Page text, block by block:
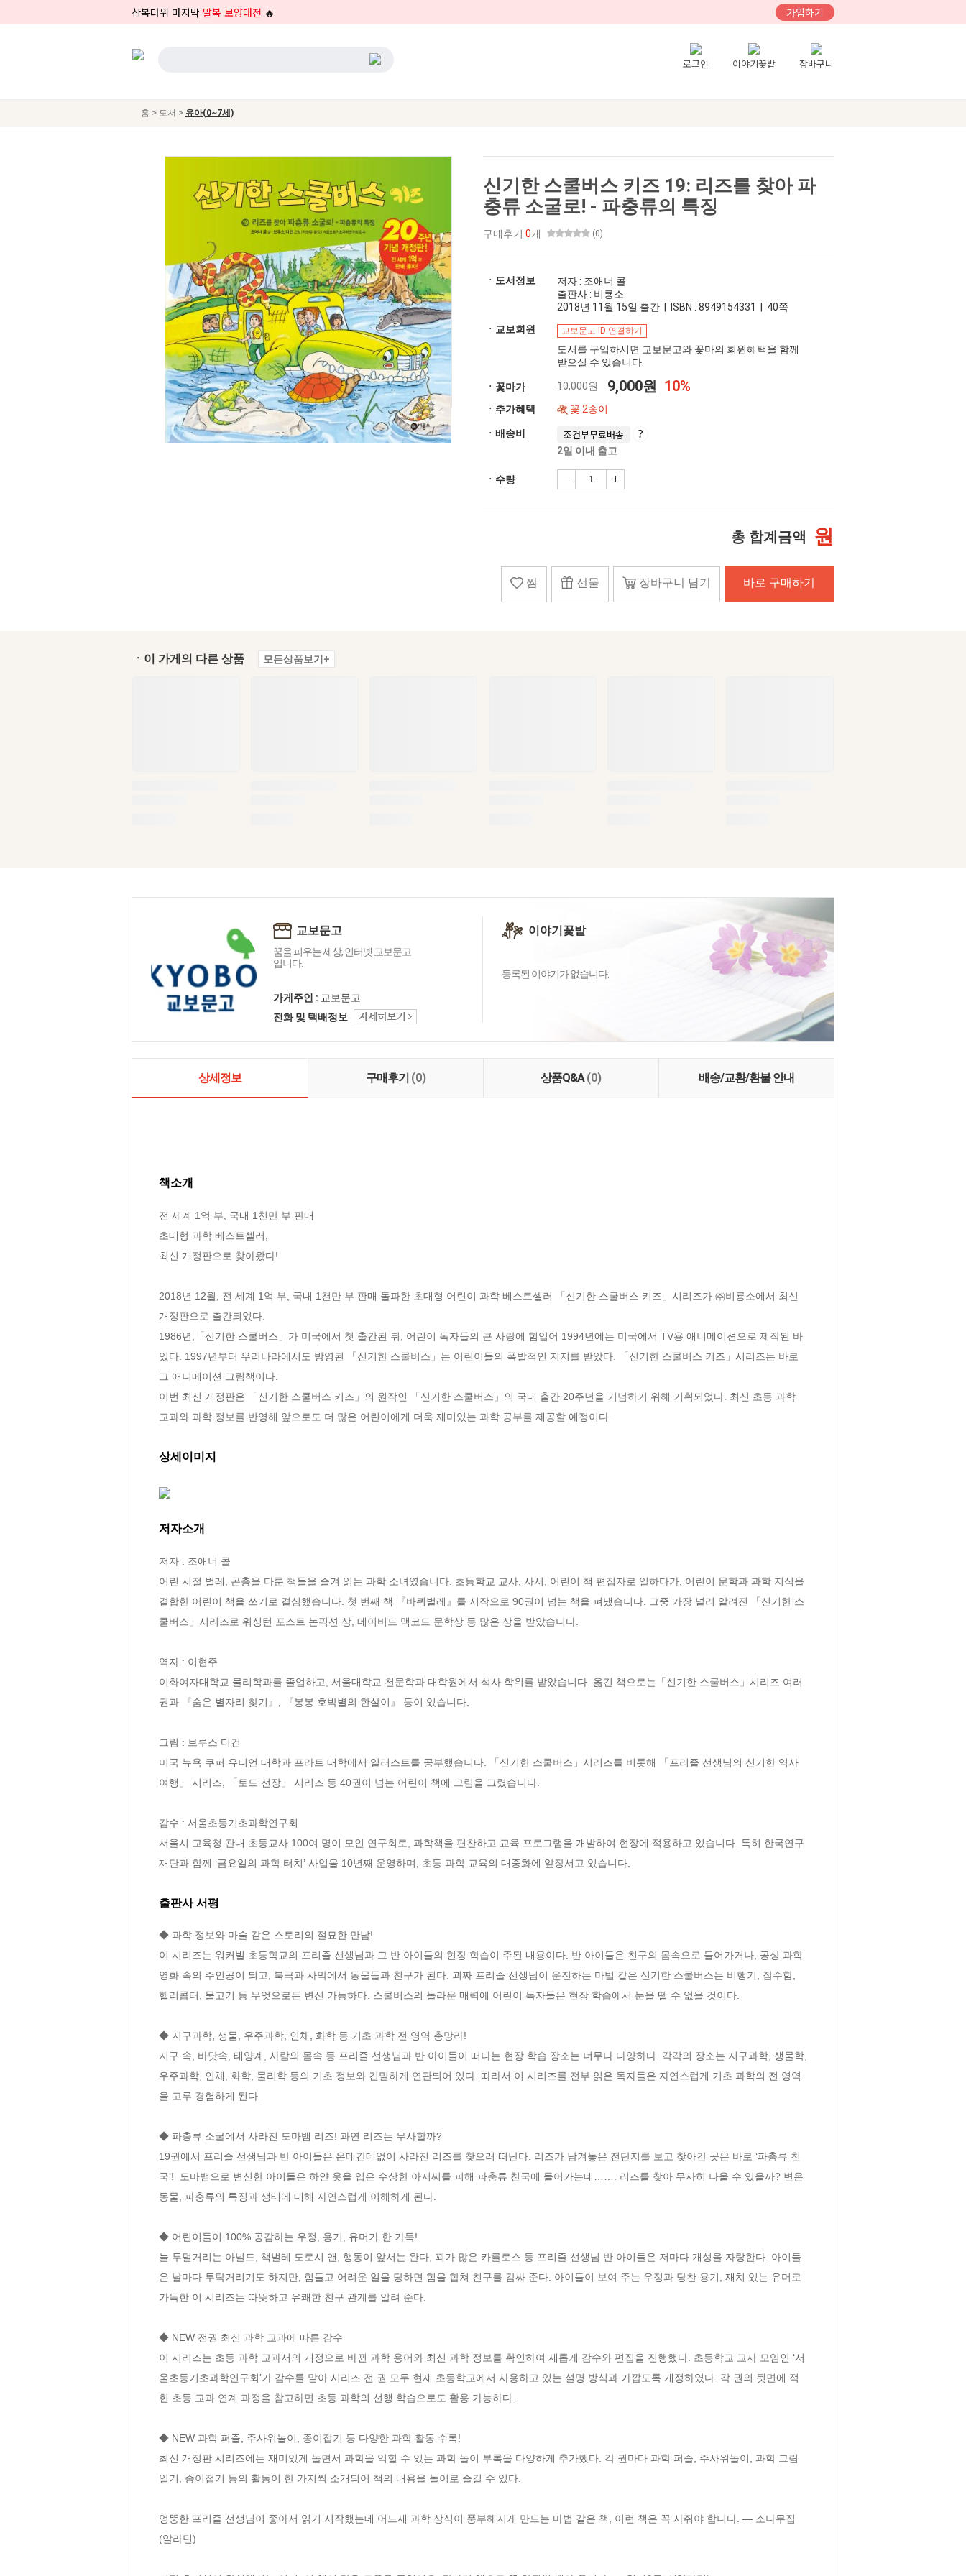
삼복더위 마지막 말복 보양대전 🔥 가입하기
로그인 이야기꽃밭 장바구니
홈 > 도서 > 유아(0~7세)
신기한 스쿨버스 키즈 19: 리즈를 찾아 파
충류 소굴로! - 파충류의 특징
구매후기 0개 (0)
ㆍ도서정보
저자 : 조애너 콜
출판사 : 비룡소
2018년 11월 15일 출간 | ISBN : 8949154331 | 40쪽
ㆍ교보회원
교보문고 ID 연결하기
도서를 구입하시면 교보문고와 꽃마의 회원혜택을 함께
받으실 수 있습니다.
ㆍ꽃마가 10,000원 9,000원 10%
ㆍ추가혜택 꽃 2송이
ㆍ배송비 조건부무료배송
2일 이내 출고
ㆍ수량
총 합계금액 원
찜 선물 장바구니 담기 바로 구매하기
ㆍ이 가게의 다른 상품 모든상품보기+
교보문고
꿈을 피우는 세상, 인터넷 교보문고
입니다.
가게주인 : 교보문고
전화 및 택배정보
이야기꽃밭
등록된 이야기가 없습니다.
상세정보 구매후기 (0) 상품Q&A(0) 배송/교환/환불 안내
책소개
전 세계 1억 부, 국내 1천만 부 판매
초대형 과학 베스트셀러,
최신 개정판으로 찾아왔다!
2018년 12월, 전 세계 1억 부, 국내 1천만 부 판매 돌파한 초대형 어린이 과학 베스트셀러 「신기한 스쿨버스 키즈」시리즈가 ㈜비룡소에서 최신
개정판으로 출간되었다.
1986년,「신기한 스쿨버스」가 미국에서 첫 출간된 뒤, 어린이 독자들의 큰 사랑에 힘입어 1994년에는 미국에서 TV용 애니메이션으로 제작된 바
있다. 1997년부터 우리나라에서도 방영된 「신기한 스쿨버스」는 어린이들의 폭발적인 지지를 받았다. 「신기한 스쿨버스 키즈」시리즈는 바로
그 애니메이션 그림책이다.
이번 최신 개정판은 「신기한 스쿨버스 키즈」의 원작인 「신기한 스쿨버스」의 국내 출간 20주년을 기념하기 위해 기획되었다. 최신 초등 과학
교과와 과학 정보를 반영해 앞으로도 더 많은 어린이에게 더욱 재미있는 과학 공부를 제공할 예정이다.
상세이미지
저자소개
저자 : 조애너 콜
어린 시절 벌레, 곤충을 다룬 책들을 즐겨 읽는 과학 소녀였습니다. 초등학교 교사, 사서, 어린이 책 편집자로 일하다가, 어린이 문학과 과학 지식을
결합한 어린이 책을 쓰기로 결심했습니다. 첫 번째 책 『바퀴벌레』를 시작으로 90권이 넘는 책을 펴냈습니다. 그중 가장 널리 알려진 「신기한 스
쿨버스」시리즈로 워싱턴 포스트 논픽션 상, 데이비드 맥코드 문학상 등 많은 상을 받았습니다.
역자 : 이현주
이화여자대학교 물리학과를 졸업하고, 서울대학교 천문학과 대학원에서 석사 학위를 받았습니다. 옮긴 책으로는「신기한 스쿨버스」시리즈 여러
권과 『숨은 별자리 찾기』, 『봉봉 호박별의 한살이』 등이 있습니다.
그림 : 브루스 디건
미국 뉴욕 쿠퍼 유니언 대학과 프라트 대학에서 일러스트를 공부했습니다. 「신기한 스쿨버스」시리즈를 비롯해 「프리즐 선생님의 신기한 역사
여행」 시리즈, 「토드 선장」 시리즈 등 40권이 넘는 어린이 책에 그림을 그렸습니다.
감수 : 서울초등기초과학연구회
서울시 교육청 관내 초등교사 100여 명이 모인 연구회로, 과학책을 편찬하고 교육 프로그램을 개발하여 현장에 적용하고 있습니다. 특히 한국연구
재단과 함께 ‘금요일의 과학 터치’ 사업을 10년째 운영하며, 초등 과학 교육의 대중화에 앞장서고 있습니다.
출판사 서평
◆ 과학 정보와 마술 같은 스토리의 절묘한 만남!
이 시리즈는 워커빌 초등학교의 프리즐 선생님과 그 반 아이들의 현장 학습이 주된 내용이다. 반 아이들은 친구의 몸속으로 들어가거나, 공상 과학
영화 속의 주인공이 되고, 북극과 사막에서 동물들과 친구가 된다. 괴짜 프리즐 선생님이 운전하는 마법 같은 신기한 스쿨버스는 비행기, 잠수함,
헬리콥터, 물고기 등 무엇으로든 변신 가능하다. 스쿨버스의 놀라운 매력에 어린이 독자들은 현장 학습에서 눈을 뗄 수 없을 것이다.
◆ 지구과학, 생물, 우주과학, 인체, 화학 등 기초 과학 전 영역 총망라!
지구 속, 바닷속, 태양계, 사람의 몸속 등 프리즐 선생님과 반 아이들이 떠나는 현장 학습 장소는 너무나 다양하다. 각각의 장소는 지구과학, 생물학,
우주과학, 인체, 화학, 물리학 등의 기초 정보와 긴밀하게 연관되어 있다. 따라서 이 시리즈를 전부 읽은 독자들은 자연스럽게 기초 과학의 전 영역
을 고루 경험하게 된다.
◆ 파충류 소굴에서 사라진 도마뱀 리즈! 과연 리즈는 무사할까?
19권에서 프리즐 선생님과 반 아이들은 온데간데없이 사라진 리즈를 찾으러 떠난다. 리즈가 남겨놓은 전단지를 보고 찾아간 곳은 바로 ‘파충류 천
국’!  도마뱀으로 변신한 아이들은 하얀 옷을 입은 수상한 아저씨를 피해 파충류 천국에 들어가는데……. 리즈를 찾아 무사히 나올 수 있을까? 변온
동물, 파충류의 특징과 생태에 대해 자연스럽게 이해하게 된다.
◆ 어린이들이 100% 공감하는 우정, 용기, 유머가 한 가득!
늘 투덜거리는 아널드, 책벌레 도로시 앤, 행동이 앞서는 완다, 꾀가 많은 카를로스 등 프리즐 선생님 반 아이들은 저마다 개성을 자랑한다. 아이들
은 날마다 투탁거리기도 하지만, 힘들고 어려운 일을 당하면 힘을 합쳐 친구를 감싸 준다. 아이들이 보여 주는 우정과 당찬 용기, 재치 있는 유머로
가득한 이 시리즈는 따뜻하고 유쾌한 친구 관계를 알려 준다.
◆ NEW 전권 최신 과학 교과에 따른 감수
이 시리즈는 초등 과학 교과서의 개정으로 바뀐 과학 용어와 최신 과학 정보를 확인하여 새롭게 감수와 편집을 진행했다. 초등학교 교사 모임인 ‘서
울초등기초과학연구회’가 감수를 맡아 시리즈 전 권 모두 현재 초등학교에서 사용하고 있는 설명 방식과 가깝도록 개정하였다. 각 권의 뒷면에 적
힌 초등 교과 연계 과정을 참고하면 초등 과학의 선행 학습으로도 활용 가능하다.
◆ NEW 과학 퍼즐, 주사위놀이, 종이접기 등 다양한 과학 활동 수록!
최신 개정판 시리즈에는 재미있게 놀면서 과학을 익힐 수 있는 과학 놀이 부록을 다양하게 추가했다. 각 권마다 과학 퍼즐, 주사위놀이, 과학 그림
일기, 종이접기 등의 활동이 한 가지씩 소개되어 책의 내용을 놀이로 즐길 수 있다.
엉뚱한 프리즐 선생님이 좋아서 읽기 시작했는데 어느새 과학 상식이 풍부해지게 만드는 마법 같은 책, 이런 책은 꼭 사줘야 합니다. ― 소나무집
(알라딘)